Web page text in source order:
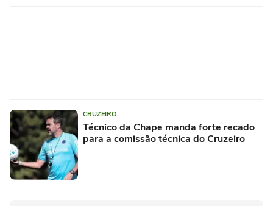
CRUZEIRO
Técnico da Chape manda forte recado
para a comissão técnica do Cruzeiro